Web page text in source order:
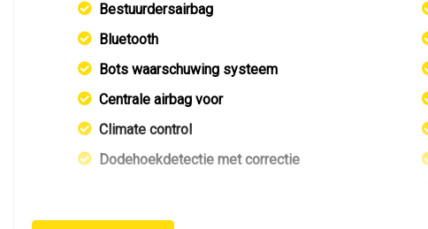
Bestuurdersairbag
Bluetooth
Bots waarschuwing systeem
Centrale airbag voor
Climate control
Dodehoekdetectie met correctie
Elektrisch bedienbare achterklep met sensorsturing